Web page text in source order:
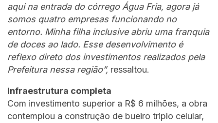
aqui na entrada do córrego Água Fria, agora já
somos quatro empresas funcionando no
entorno. Minha filha inclusive abriu uma franquia
de doces ao lado. Esse desenvolvimento é
reflexo direto dos investimentos realizados pela
Prefeitura nessa região”, ressaltou.
Infraestrutura completa
Com investimento superior a R$ 6 milhões, a obra
contemplou a construção de bueiro triplo celular,